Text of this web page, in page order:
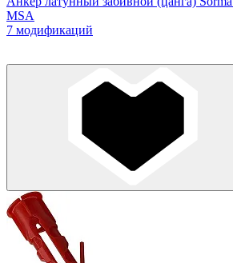
MSA
7 модификаций